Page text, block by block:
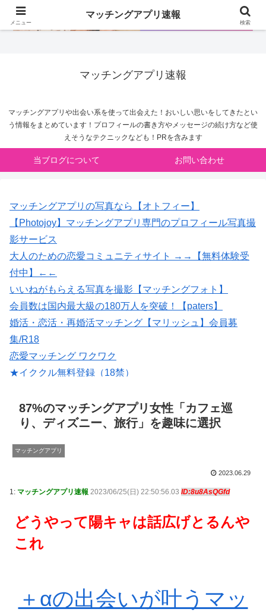
マッチングアプリ速報
マッチングアプリや出会い系を使って出会えた！おいしい思いをしてきたとい
う情報をまとめています！プロフィールの書き方やメッセージの続け方など使
えそうなテクニックなども！PRを含みます
当ブログについて お問い合わせ
マッチングアプリの写真なら【オトフィー】
【Photojoy】マッチングアプリ専門のプロフィール写真撮
影サービス
大人のための恋愛コミュニティサイト →→【無料体験受
付中】←←
いいねがもらえる写真を撮影【マッチングフォト】
会員数は国内最大級の180万人を突破！【paters】
婚活・恋活・再婚活マッチング【マリッシュ】会員募
集/R18
恋愛マッチング ワクワク
★イククル無料登録（18禁）
紹介型マッチングアプリArchers(アーチャーズ)
87%のマッチングアプリ女性「カフェ巡
り、ディズニー、旅行」を趣味に選択
マッチングアプリ
2023.06.29
1: マッチングアプリ速報 2023/06/25(日) 22:50:56.03 ID:8u8AsQGfd
どうやって陽キャは話広げとるんや
これ
＋αの出会いが叶うマッ
メニュー
マッチングアプリ速報
検索